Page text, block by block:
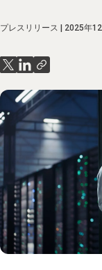
プレスリリース 2025年